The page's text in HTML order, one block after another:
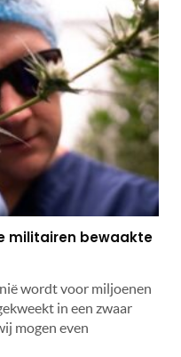
militairen bewaakte
wordt voor miljoenen
in een zwaar
mogen even